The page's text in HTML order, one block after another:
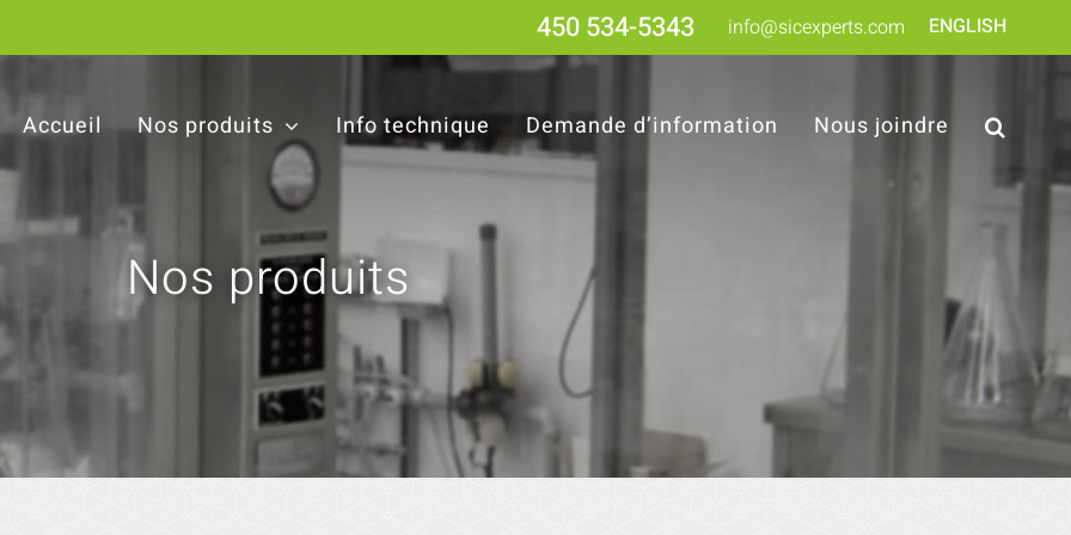
ENGLISH
450 534-5343 info@sicexperts.com
Accueil Nos produits Info technique Demande d’information Nous joindre
Nos produits